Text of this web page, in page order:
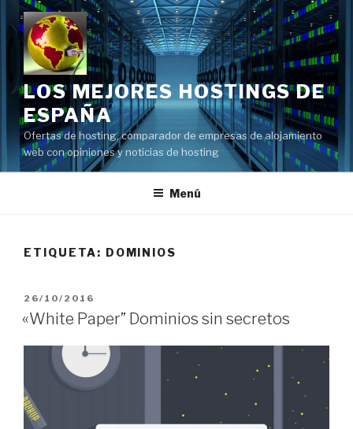
Saltar
contenido
LOS MEJORES HOSTINGS DE
ESPAÑA
Ofertas de hosting, comparador de empresas de alojamiento
web con opiniones y noticias de hosting
Menú
ETIQUETA: DOMINIOS
PUBLICADO
EL
26/10/2016
«White Paper” Dominios sin secretos